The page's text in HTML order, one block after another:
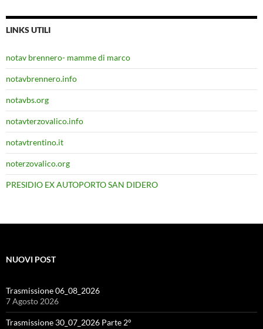
LINKS UTILI
notav brennero- mamme di marco
notavbrennero.info
notavbs.org
notavterzovalico.info
notavtrentino.it
noterzovalico.org
PRESIDIO EX AUTOPORTO SAN DIDERO
NUOVI POST
Trasmissione 06_08_2026
7 Agosto 2026
Trasmissione 30_07_2026 Parte 2°